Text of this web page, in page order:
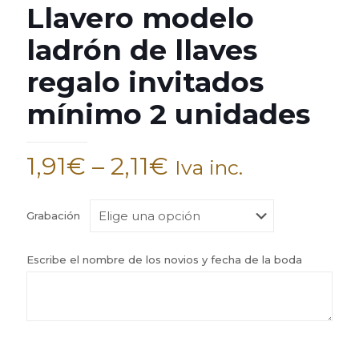
Llavero modelo
ladrón de llaves
regalo invitados
mínimo 2 unidades
1,91€ – 2,11€ Iva inc.
Grabación
Escribe el nombre de los novios y fecha de la boda